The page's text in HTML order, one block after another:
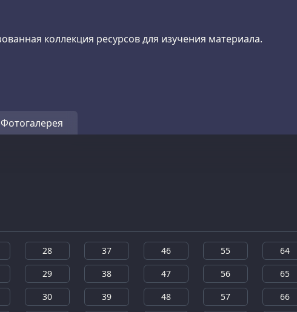
коллекция ресурсов для изучения материала.
Фотогалерея
28
29
30
37
38
39
46
47
48
55
56
57
64
65
66